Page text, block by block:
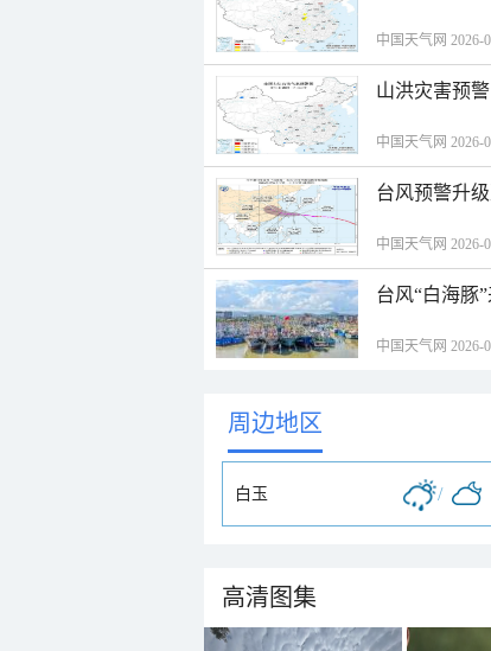
中国天气网 2026-
山洪灾害预
中国天气网 2026-
台风预警升
中国天气网 2026-
台风“白海豚
中国天气网 2026-
周边地区
白玉 /
高清图集